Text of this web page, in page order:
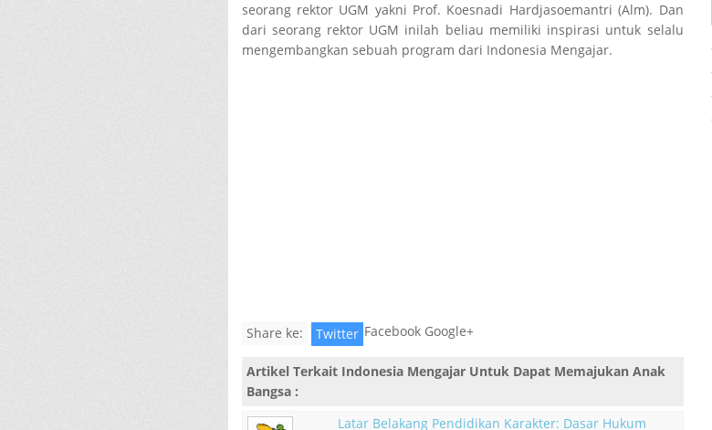
seorang rektor UGM yakni Prof. Koesnadi Hardjasoemantri (Alm). Dan
dari seorang rektor UGM inilah beliau memiliki inspirasi untuk selalu
mengembangkan sebuah program dari Indonesia Mengajar.
Share ke: Facebook Google+
Twitter
Artikel Terkait Indonesia Mengajar Untuk Dapat Memajukan Anak
Bangsa:
Latar Belakang Pendidikan Karakter: Dasar Hukum